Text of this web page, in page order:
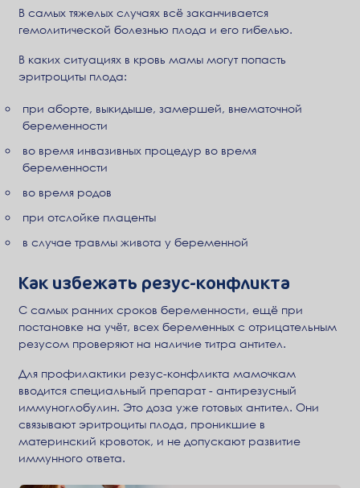
В самых тяжелых случаях всё заканчивается
гемолитической болезнью плода и его гибелью.
В каких ситуациях в кровь мамы могут попасть
эритроциты плода:
при аборте, выкидыше, замершей, внематочной
беременности
во время инвазивных процедур во время
беременности
во время родов
при отслойке плаценты
в случае травмы живота у беременной
Как избежать резус-конфликта
С самых ранних сроков беременности, ещё при
постановке на учёт, всех беременных с отрицательным
резусом проверяют на наличие титра антител.
Для профилактики резус-конфликта мамочкам
вводится специальный препарат - антирезусный
иммуноглобулин. Это доза уже готовых антител. Они
связывают эритроциты плода, проникшие в
материнский кровоток, и не допускают развитие
иммунного ответа.